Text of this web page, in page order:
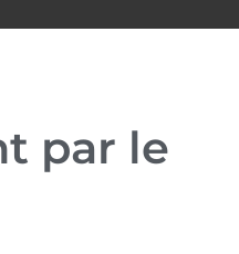
par le